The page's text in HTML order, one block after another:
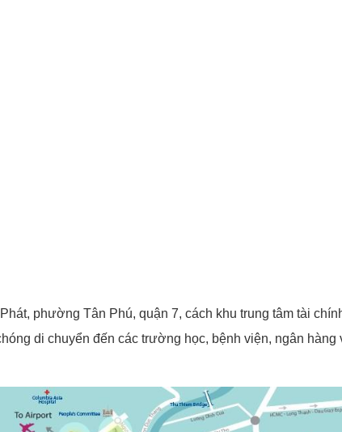
phường Tân Phú, quận 7, cách khu trung tâm tài
di chuyển đến các trường học, bệnh viện, ngân